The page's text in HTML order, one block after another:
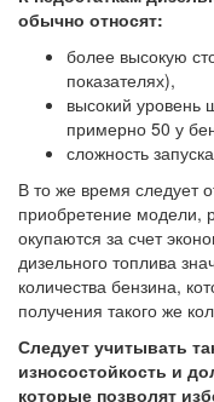
обычно относят:
более высокую
показателях),
высокий уровень
примерно 50 у
сложность
В то же время следует
приобретение модели,
окупаются за счет
дизельного топлива
количества бензина,
получения такого же
Следует учитывать
износостойкость и
которые позволят